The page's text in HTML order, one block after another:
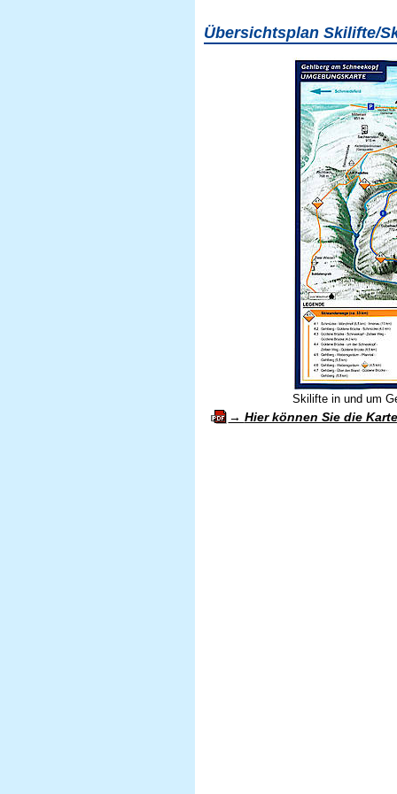
Übersichtsplan Skilifte/
Skilifte in und um
Hier können Sie die